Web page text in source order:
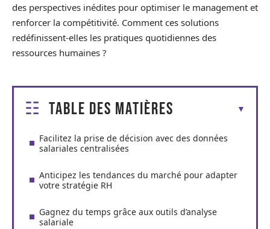
des perspectives inédites pour optimiser le management et
renforcer la compétitivité. Comment ces solutions
redéfinissent-elles les pratiques quotidiennes des
ressources humaines ?
Table des matières
Facilitez la prise de décision avec des données
salariales centralisées
Anticipez les tendances du marché pour adapter
votre stratégie RH
Gagnez du temps grâce aux outils d’analyse
salariale